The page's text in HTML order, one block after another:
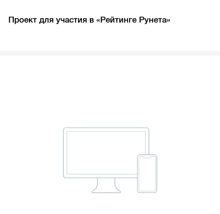
Проект для участия в «Рейтинге Рунета»